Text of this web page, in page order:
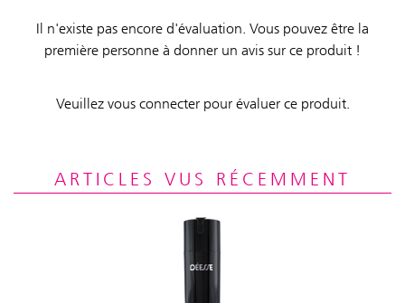
Il n'existe pas encore d'évaluation. Vous pouvez être la
première personne à donner un avis sur ce produit !
Veuillez vous connecter pour évaluer ce produit.
ARTICLES VUS RÉCEMMENT